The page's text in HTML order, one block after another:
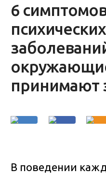
6
психических
принимают
В поведении